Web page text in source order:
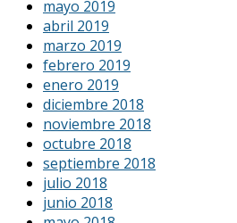
mayo 2019
abril 2019
marzo 2019
febrero 2019
enero 2019
diciembre 2018
noviembre 2018
octubre 2018
septiembre 2018
julio 2018
junio 2018